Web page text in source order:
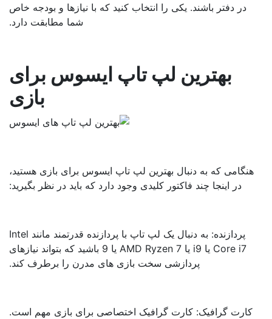
در دفتر باشند. یکی را انتخاب کنید که با نیازها و بودجه خاص
شما مطابقت دارد.
بهترین لپ تاپ ایسوس برای
بازی
هنگامی که به دنبال بهترین لپ تاپ ایسوس برای بازی هستید،
در اینجا چند فاکتور کلیدی وجود دارد که باید در نظر بگیرید:
پردازنده: به دنبال یک لپ تاپ با پردازنده قدرتمند مانند Intel
Core i7 یا i9 یا AMD Ryzen 7 یا 9 باشید که بتواند نیازهای
پردازشی سخت بازی های مدرن را برطرف کند.
کارت گرافیک: کارت گرافیک اختصاصی برای بازی مهم است.